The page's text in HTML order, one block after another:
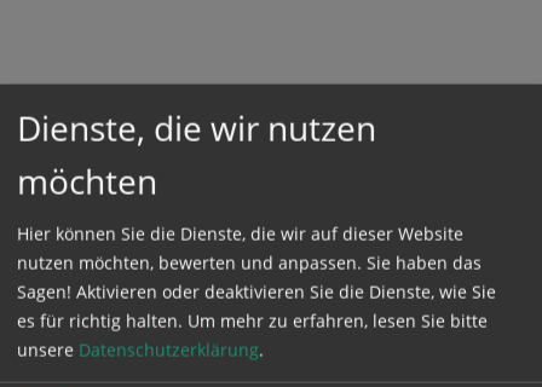
loggen Sie sich ein, oder bestellen Sie das
ProduktKathpress_online
GESCHÜTZTER BEREICH
Bitte melden Sie sich mit Ihrem Benutzernamen
Dienste, die wir nutzen
möchten
Hier können Sie die Dienste, die wir auf dieser Website
nutzen möchten, bewerten und anpassen. Sie haben das
Sagen! Aktivieren oder deaktivieren Sie die Dienste, wie Sie
es für richtig halten. Um mehr zu erfahren, lesen Sie bitte
unsere Datenschutzerklärung.